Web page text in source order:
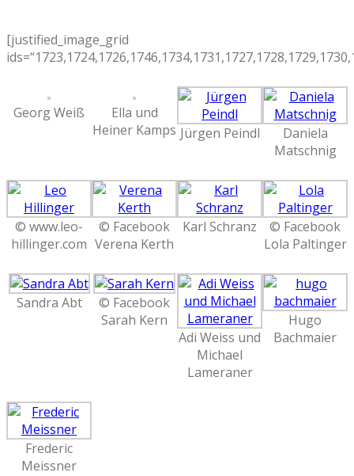
[justified_image_grid
Georg Weiß
Ella und
Heiner Kamps Jürgen Peindl
Daniela
Matschnig
© www.leo-
hillinger.com
© Facebook
Verena Kerth
Karl Schranz
© Facebook
Lola Paltinger
Sandra Abt
© Facebook
Sarah Kern
Adi Weiss und
Michael
Lameraner
Hugo
Bachmaier
Frederic
Meissner